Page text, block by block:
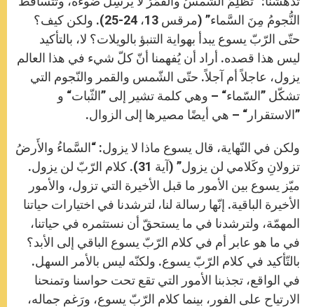
النُّجومُ مِنَ السَّماء” (مرقس 13، 24-25). ولكن كيف؟
حتّى الرّبّ يسوع يبدأ بهواية التنبؤ بالويلات؟ لا، بالتأكيد
ليس هذا قصده. أراد أن يُفهمنا أنّ كلّ شيء في هذا العالم
يزول، عاجلاً أم آجلاً. حتّى الشّمس والقمر والنّجوم التي
تشكّل ”السّماء“ – وهي كلمة تشير إلى ”الثّبات“ و
”الاستقرار“ – هي أيضًا مصيرها إلى الزوال.
ولكن في النّهاية، قال يسوع ماذا لا يزول: “السَّماءُ والأَرضُ
تزولانِ وكَلامي لن يزول” (آية 31). كلام الرّبّ لن يزول.
ميّز يسوع بين الأمور ما قبل الأخيرة التي تزول، والأمور
الأخيرة الباقية. إنّها رسالة لنا، لترشدنا في اختيارات حياتنا
المهمّة، ولترشدنا في ما يستحقّ أن نستثمره في حياتنا،
في ما هو عابر أم في كلام الرّبّ يسوع الباقي إلى الأبد؟
بالتّأكيد في كلام الرّبّ يسوع. ولكنّه ليس بالأمر السهل.
في الواقع، تجذبنا الأمور التي تقع تحت حواسنا وتمنحنا
الارتياح على الفور، بينما كلام الرّبّ يسوع، ورَغم جماله،